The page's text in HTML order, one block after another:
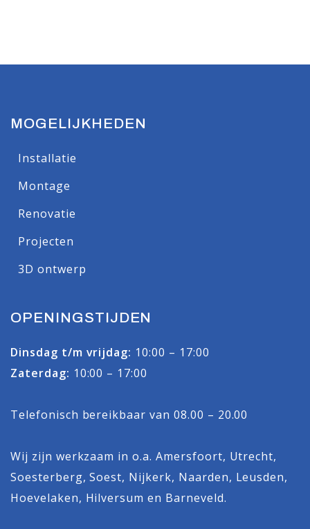
MOGELIJKHEDEN
Installatie
Montage
Renovatie
Projecten
3D ontwerp
OPENINGSTIJDEN
Dinsdag t/m vrijdag: 10:00 – 17:00
Zaterdag: 10:00 – 17:00
Telefonisch bereikbaar van 08.00 – 20.00
Wij zijn werkzaam in o.a. Amersfoort, Utrecht,
Soesterberg,Soest, Nijkerk, Naarden, Leusden,
Hoevelaken, Hilversum en Barneveld.